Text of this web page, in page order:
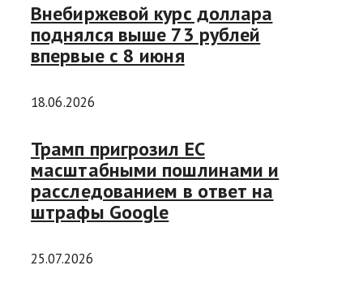
Внебиржевой курс доллара
поднялся выше 73 рублей
впервые с 8 июня
18.06.2026
Трамп пригрозил ЕС
масштабными пошлинами и
расследованием в ответ на
штрафы Google
25.07.2026